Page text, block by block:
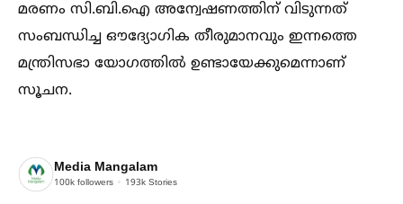
മരണം സി.ബി.ഐ അന്വേഷണത്തിന് വിടുന്നത്
സംബന്ധിച്ച ഔദ്യോഗിക തീരുമാനവും ഇന്നത്തെ
മന്ത്രിസഭാ യോഗത്തില്‍ ഉണ്ടായേക്കുമെന്നാണ്
സൂചന.
Media Mangalam
100k followers 193k Stories